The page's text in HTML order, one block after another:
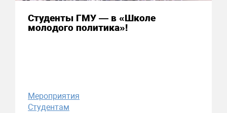
Студенты ГМУ — в «Школе
молодого политика»!
Мероприятия
Студентам